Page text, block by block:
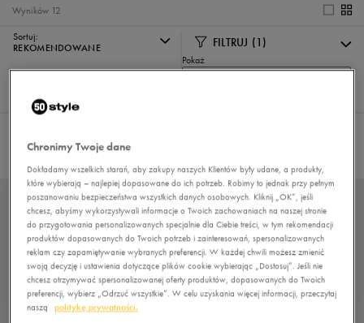
12
Wyników
Sortuj:
REKOMENDOWANE
FILTRUJ (1)
Pokaż
Wybrane filtry: UMBRO
Chronimy Twoje dane
Dokładamy wszelkich starań, aby zakupy naszych Klientów były udane, a produkty,
które wybierają – najlepiej dopasowane do ich potrzeb. Robimy to jednak przy pełnym
poszanowaniu bezpieczeństwa wszystkich danych osobowych. Kliknij „OK”, jeśli
chcesz, abyśmy wykorzystywali informacje o Twoich zachowaniach na naszej stronie
do przygotowania personalizowanych specjalnie dla Ciebie treści, w tym rekomendacji
produktów dopasowanych do Twoich potrzeb i zainteresowań, spersonalizowanych
reklam czy zapamiętywanie wybranych preferencji. W każdej chwili możesz zmienić
swoją decyzję i ustawienia dotyczące plików cookie wybierając „Dostosuj”. Jeśli nie
chcesz otrzymywać spersonalizowanej oferty produktów, dopasowanych do Twoich
preferencji, wybierz „Odrzuć wszystkie”. W celu uzyskania więcej informacji, przeczytaj
naszą
politykę prywatności.